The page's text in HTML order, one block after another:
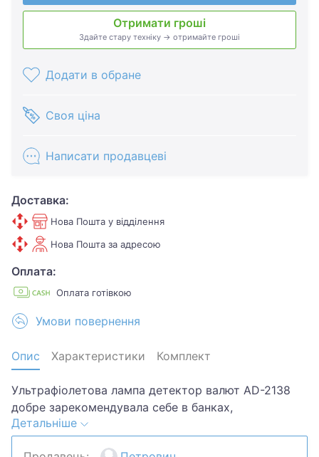
Отримати гроші
Здайте стару техніку → отримайте гроші
Додати в обране
Своя ціна
Написати продавцеві
Доставка:
Нова Пошта у відділення
Нова Пошта за адресою
Оплата:
Оплата готівкою
Умови повернення
Опис Характеристики Комплект
Ультрафіолетова лампа детектор валют AD-2138
добре зарекомендувала себе в банках,
бухгалтеріях, дрібних та великих офісах, пунктах
обміну, ресторанах, а також на багатьох заправних
Детальніше